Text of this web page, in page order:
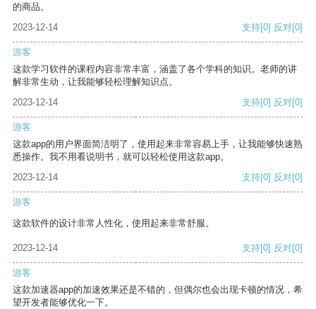
的商品。
2023-12-14
支持[0] 反对[0]
游客
这款学习软件的课程内容非常丰富，涵盖了各个学科的知识。老师的讲
解非常生动，让我能够轻松理解知识点。
2023-12-14
支持[0] 反对[0]
游客
这款app的用户界面简洁明了，使用起来非常容易上手，让我能够快速熟
悉操作。我不用看说明书，就可以轻松使用这款app。
2023-12-14
支持[0] 反对[0]
游客
这款软件的设计非常人性化，使用起来非常舒服。
2023-12-14 支持[0] 反对[0]
游客
这款加速器app的加速效果还是不错的，但偶尔也会出现卡顿的情况，希
望开发者能够优化一下。